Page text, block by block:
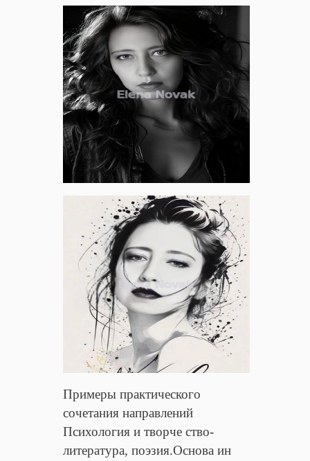
Примеры практического
сочетания направлений
Психология и творче ство-
литература, поэзия.Основа ин